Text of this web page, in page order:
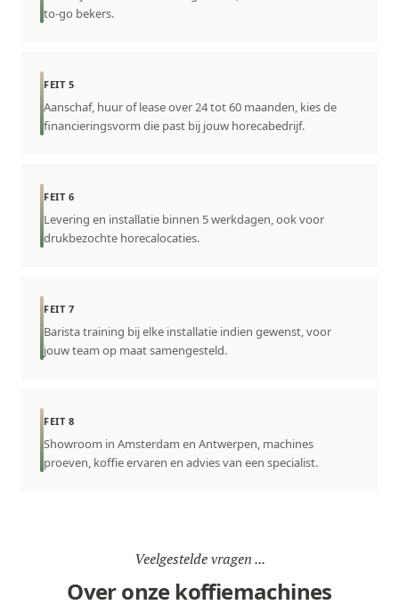
to-go bekers.
FEIT 5
Aanschaf, huur of lease over 24 tot 60 maanden, kies de
financieringsvorm die past bij jouw horecabedrijf.
FEIT 6
Levering en installatie binnen 5 werkdagen, ook voor
drukbezochte horecalocaties.
FEIT 7
Barista training bij elke installatie indien gewenst, voor
jouw team op maat samengesteld.
FEIT 8
Showroom in Amsterdam en Antwerpen, machines
proeven, koffie ervaren en advies van een specialist.
Veelgestelde vragen ...
Over onze koffiemachines